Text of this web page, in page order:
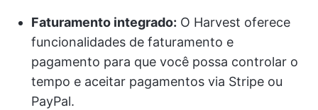
Faturamento integrado: O Harvest oferece
funcionalidades de faturamento e
pagamento para que você possa controlar o
tempo e aceitar pagamentos via Stripe ou
PayPal.